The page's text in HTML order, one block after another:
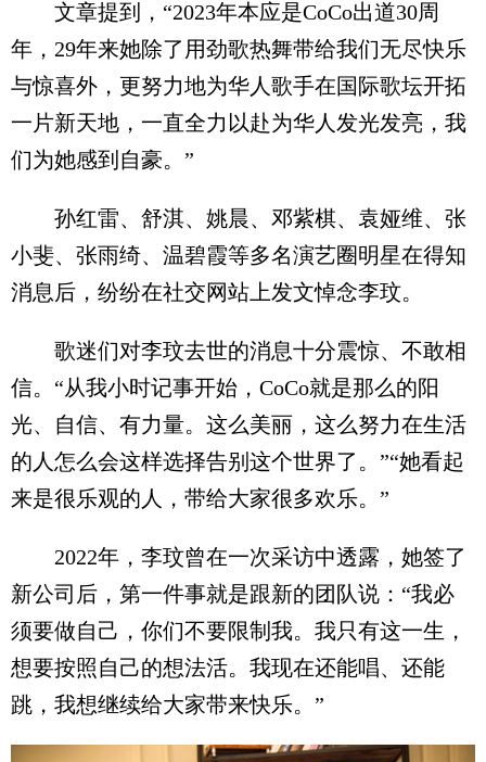
文章提到，“2023年本应是CoCo出道30周
年，29年来她除了用劲歌热舞带给我们无尽快乐
与惊喜外，更努力地为华人歌手在国际歌坛开拓
一片新天地，一直全力以赴为华人发光发亮，我
们为她感到自豪。”
孙红雷、舒淇、姚晨、邓紫棋、袁娅维、张
小斐、张雨绮、温碧霞等多名演艺圈明星在得知
消息后，纷纷在社交网站上发文悼念李玟。
歌迷们对李玟去世的消息十分震惊、不敢相
信。“从我小时记事开始，CoCo就是那么的阳
光、自信、有力量。这么美丽，这么努力在生活
的人怎么会这样选择告别这个世界了。”“她看起
来是很乐观的人，带给大家很多欢乐。”
2022年，李玟曾在一次采访中透露，她签了
新公司后，第一件事就是跟新的团队说：“我必
须要做自己，你们不要限制我。我只有这一生，
想要按照自己的想法活。我现在还能唱、还能
跳，我想继续给大家带来快乐。”